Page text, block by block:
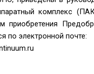
комплекс
приобретения
по электронной почте: